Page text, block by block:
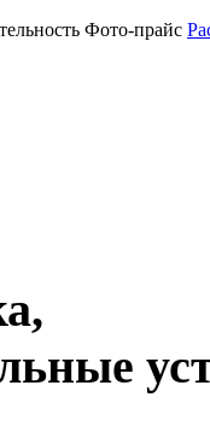
Фото-прайс